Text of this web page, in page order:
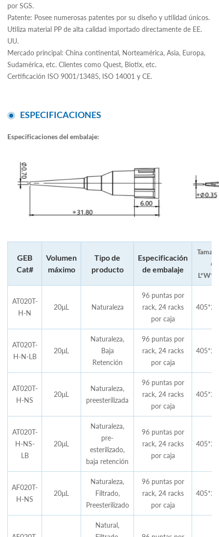
por SGS.
Patente: Posee numerosas patentes por su diseño y utilidad únicos.
Utiliza material PP de alta calidad importado directamente de EE.
UU.
Mercado principal: China continental, Norteamérica, Asia, Europa,
Sudamérica, etc. Clientes como Quest, Biotix, etc.
Certificación ISO 9001/13485, ISO 14001 y CE.
ESPECIFICACIONES
Especificaciones del embalaje:
GEB
Cat#
Volumen
máximo
Tipo de
producto
Especificación
de embalaje
AT020T-
H-N
20μL Naturaleza
96 puntas por
rack, 24 racks
por caja
AT020T-
H-N-LB
20μL
Naturaleza,
Baja
Retención
96 puntas por
rack, 24 racks
por caja
AT020T-
H-NS
20μL
Naturaleza,
preesterilizada
96 puntas por
rack, 24 racks
por caja
AT020T-
H-NS-
LB
20μL
Naturaleza,
pre-
esterilizado,
baja retención
96 puntas por
rack, 24 racks
por caja
AF020T-
H-NS
20μL
Naturaleza,
Filtrado,
Preesterilizado
96 puntas por
rack, 24 racks
por caja
Natural,